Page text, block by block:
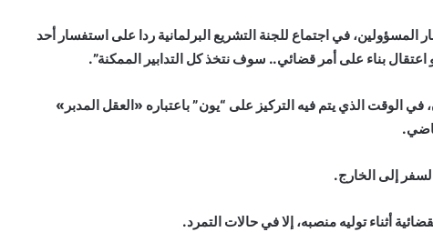
في اجتماع للجنة التشريع البرلمانية ردا على استفسار أحد
بناء على أمر قضائي.. سوف نتخذ كل التدابير الممكنة”.
الوقت الذي يتم فيه التركيز على “يون” باعتباره «العقل المدبر»
إلى الخارج.
أثناء توليه منصبه، إلا في حالات التمرد.